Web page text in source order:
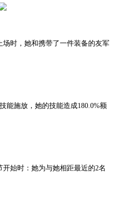
场时，她和携带了一件装备的友军
能施放，她的技能造成180.0%额
始时：她为与她相距最近的2名